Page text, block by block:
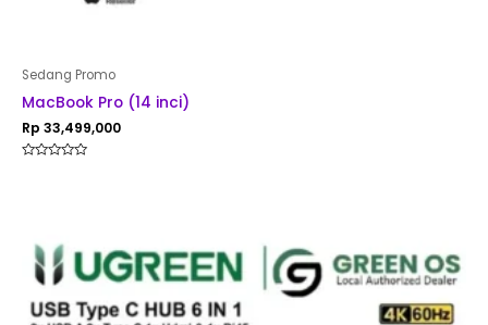
Sedang Promo
MacBook Pro (14 inci)
Rp 33,499,000